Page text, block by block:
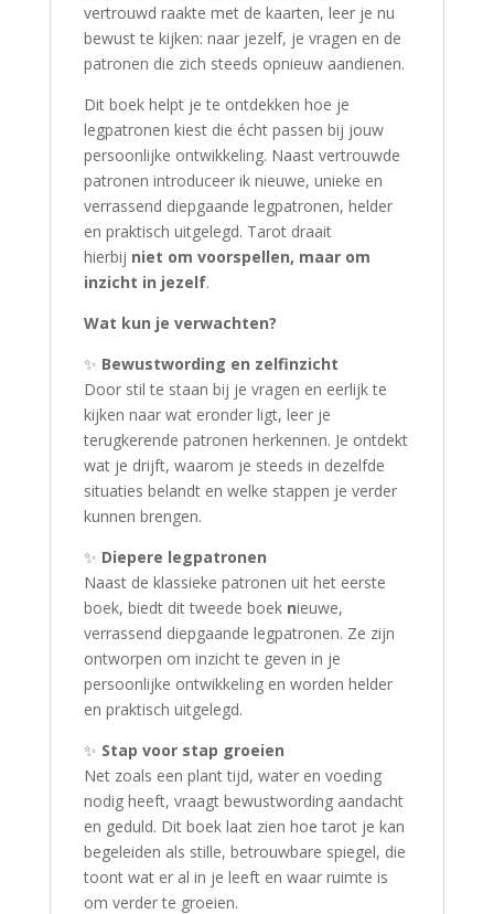
vertrouwd raakte met de kaarten, leer je nu
bewust te kijken: naar jezelf, je vragen en de
patronen die zich steeds opnieuw aandienen.
Dit boek helpt je te ontdekken hoe je
legpatronen kiest die écht passen bij jouw
persoonlijke ontwikkeling. Naast vertrouwde
patronen introduceer ik nieuwe, unieke en
verrassend diepgaande legpatronen, helder
en praktisch uitgelegd. Tarot draait
hierbij niet om voorspellen, maar om
inzicht in jezelf.
Wat kun je verwachten?
✨ Bewustwording en zelfinzicht
Door stil te staan bij je vragen en eerlijk te
kijken naar wat eronder ligt, leer je
terugkerende patronen herkennen. Je ontdekt
wat je drijft, waarom je steeds in dezelfde
situaties belandt en welke stappen je verder
kunnen brengen.
✨ Diepere legpatronen
Naast de klassieke patronen uit het eerste
boek, biedt dit tweede boek nieuwe,
verrassend diepgaande legpatronen. Ze zijn
ontworpen om inzicht te geven in je
persoonlijke ontwikkeling en worden helder
en praktisch uitgelegd.
✨ Stap voor stap groeien
Net zoals een plant tijd, water en voeding
nodig heeft, vraagt bewustwording aandacht
en geduld. Dit boek laat zien hoe tarot je kan
begeleiden als stille, betrouwbare spiegel, die
toont wat er al in je leeft en waar ruimte is
om verder te groeien.